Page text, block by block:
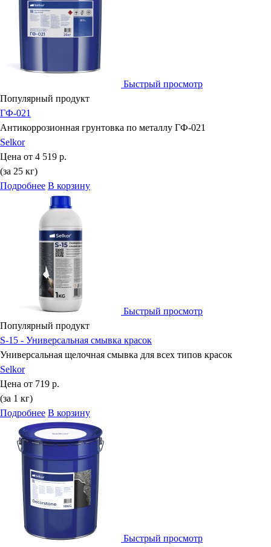
Быстрый просмотр
Популярный продукт
ГФ-021
Антикоррозионная грунтовка по металлу ГФ-021
Selkor
Цена от 4 519 р.
(за 25 кг)
Подробнее В корзину
Быстрый просмотр
Популярный продукт
S-15 - Универсальная смывка красок
Универсальная щелочная смывка для всех типов красок
Selkor
Цена от 719 р.
(за 1 кг)
Подробнее В корзину
Быстрый просмотр